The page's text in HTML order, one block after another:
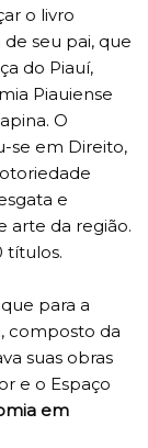
o livro
de seu pai, que
do Piauí,
Piauiense
O
se em Direito,
e
arte da região.
títulos.
para a
composto da
suas obras
e o Espaço
em